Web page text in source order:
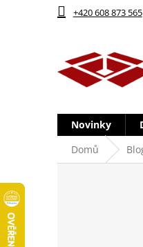
+420 608 873 565
Novinky
Domů